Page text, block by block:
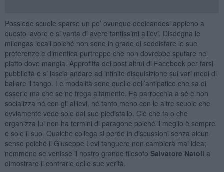
Possiede scuole sparse un po’ ovunque dedicandosi appieno a
questo lavoro e si vanta di avere tantissimi allievi. Disdegna le
milongas locali poiché non sono in grado di soddisfare le sue
preferenze e dimentica purtroppo che non dovrebbe sputare nel
piatto dove mangia. Approfitta dei post altrui di Facebook per farsi
pubblicità e si lascia andare ad infinite disquisizione sui vari modi di
ballare il tango. Le modalità sono quelle dell’antipatico che sa di
esserlo ma che se ne frega altamente. Fa parrocchia a sé e non
socializza né con gli allievi, né tanto meno con le altre scuole che
ovviamente vede solo dal suo piedistallo. Ciò che fa o che
organizza lui non ha termini di paragone poiché il meglio è sempre
e solo il suo. Qualche collega si perde in discussioni senza alcun
senso poiché il Giuseppe Levi tanguero non cambierà mai idea;
nemmeno se venisse il nostro grande filosofo Salvatore Natoli a
dimostrare il contrario delle sue verità.